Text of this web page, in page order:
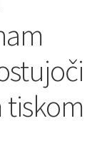
tiskom